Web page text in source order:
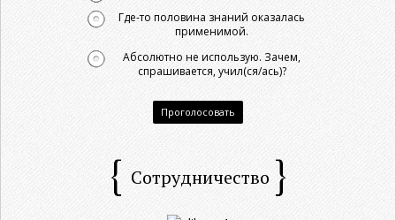
Где-то половина знаний оказалась
применимой.
Абсолютно не использую. Зачем,
спрашивается, учил(ся/ась)?
Проголосовать
Сотрудничество